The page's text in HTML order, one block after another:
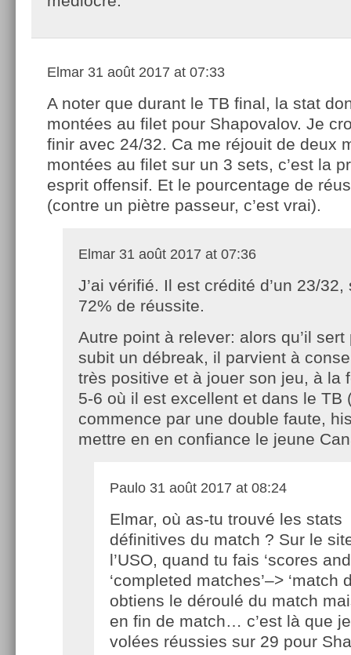
Elmar 31 août 2017 at 07:33
A noter que durant le TB final, la stat
montées au filet pour Shapovalov. Je
finir avec 24/32. Ca me réjouit de deux
montées au filet sur un 3 sets, c’est la
esprit offensif. Et le pourcentage de
(contre un piètre passeur, c’est vrai).
Elmar 31 août 2017 at 07:36
J’ai vérifié. Il est crédité d’un 23/32,
72% de réussite.
Autre point à relever: alors qu’il
subit un débreak, il parvient à
très positive et à jouer son jeu, à la
5-6 où il est excellent et dans le TB
commence par une double faute,
mettre en en confiance le jeune
Paulo 31 août 2017 at 08:24
Elmar, où as-tu trouvé les stats
définitives du match ? Sur le
l’USO, quand tu fais ‘scores
‘completed matches’–> ‘match
obtiens le déroulé du match
en fin de match… c’est là que
volées réussies sur 29 pour